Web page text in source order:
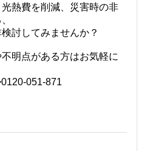
熱費を削減、災害時の非
討してみませんか？
明点がある方はお気軽に
051-871